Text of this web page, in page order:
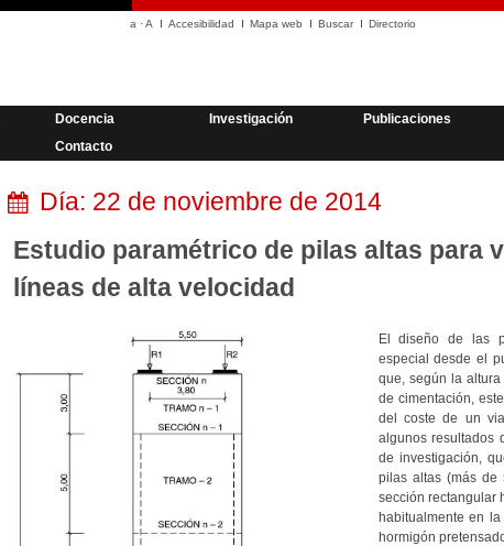
a ·A Accesibilidad Mapa web Buscar Directorio
Docencia Investigación
Publicaciones
Contacto
Día: 22 de noviembre de 2014
Estudio paramétrico de pilas altas para
líneas de alta velocidad
El diseño de las
especial desde el
que, según la
de cimentación,
del coste de un
algunos resultados
de investigación,
pilas altas (más
sección rectangular
habitualmente en
hormigón